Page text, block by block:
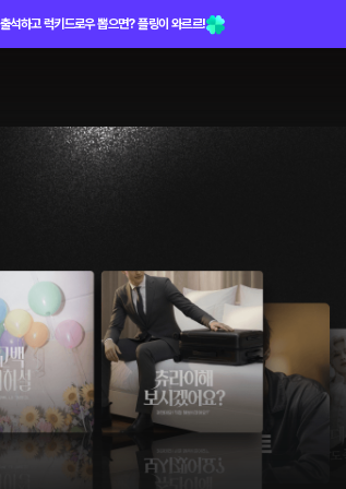
석하고 럭키드로우 뽑으면? 플링이 와르르!